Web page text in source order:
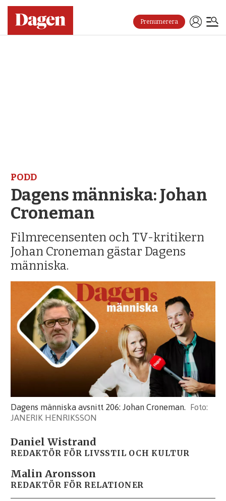
Prenumerera
PODD
Dagens människa: Johan
Croneman
Filmrecensenten och TV-kritikern
Johan Croneman gästar Dagens
människa.
Dagens människa avsnitt 206: Johan Croneman.
JANERIK HENRIKSSON
Daniel Wistrand
REDAKTÖR FÖR LIVSSTIL OCH KULTUR
Malin Aronsson
REDAKTÖR FÖR RELATIONER